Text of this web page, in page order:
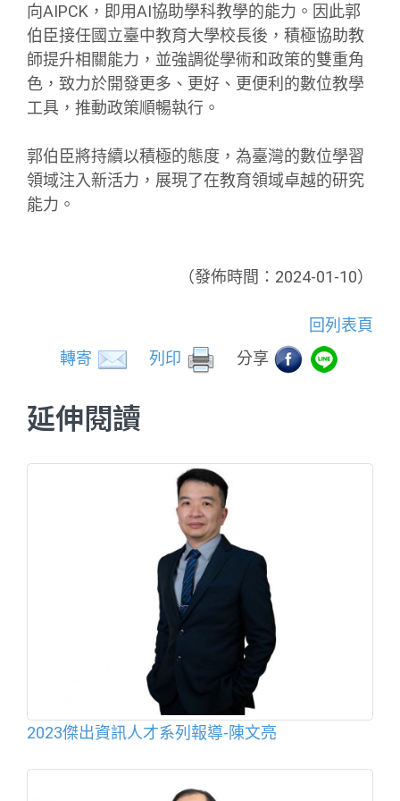
向AIPCK，即用AI協助學科教學的能力。因此郭
伯臣接任國立臺中教育大學校長後，積極協助教
師提升相關能力，並強調從學術和政策的雙重角
色，致力於開發更多、更好、更便利的數位教學
工具，推動政策順暢執行。
郭伯臣將持續以積極的態度，為臺灣的數位學習
領域注入新活力，展現了在教育領域卓越的研究
能力。
（發佈時間：2024-01-10）
回列表頁
轉寄
列印 分享
延伸閱讀
2023傑出資訊人才系列報導-陳文亮